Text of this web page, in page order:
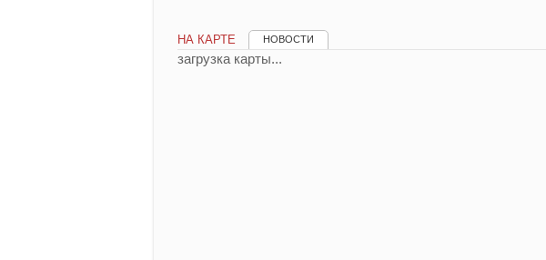
НА КАРТЕ НОВОСТИ
загрузка карты...